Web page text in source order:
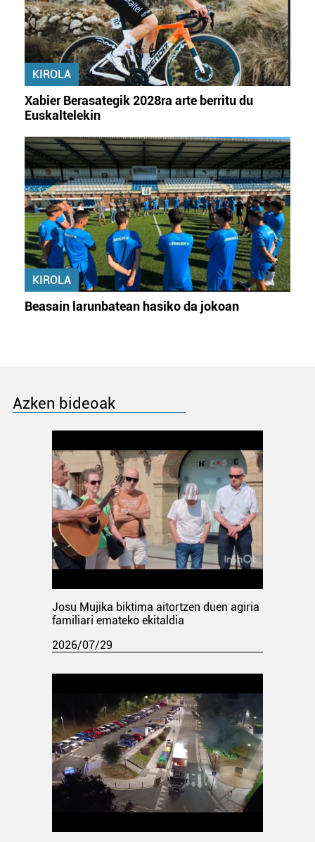
KIROLA
Xabier Berasategik 2028ra arte berritu du
Euskaltelekin
KIROLA
Beasain larunbatean hasiko da jokoan
Azken bideoak
Josu Mujika biktima aitortzen duen agiria
familiari emateko ekitaldia
2026/07/29